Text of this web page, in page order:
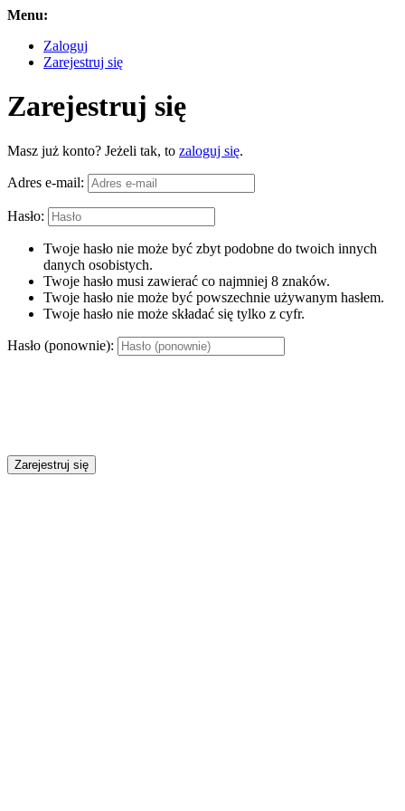
Menu:
Zaloguj
Zarejestruj się
Zarejestruj się
Masz już konto? Jeżeli tak, to zaloguj się.
Adres e-mail:
Hasło:
Twoje hasło nie może być zbyt podobne do twoich innych
danych osobistych.
Twoje hasło musi zawierać co najmniej 8 znaków.
Twoje hasło nie może być powszechnie używanym hasłem.
Twoje hasło nie może składać się tylko z cyfr.
Hasło (ponownie):
Zarejestruj się